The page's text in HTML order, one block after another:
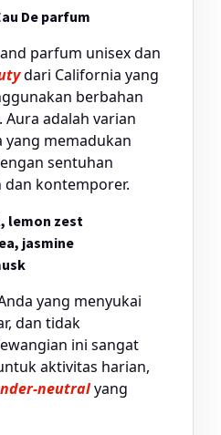
De parfum
parfum unisex dan
dari California yang
berbahan
adalah varian
memadukan
sentuhan
dan kontemporer.
lemon zest
jasmine
yang menyukai
dan tidak
ini sangat
aktivitas harian,
neutralyang